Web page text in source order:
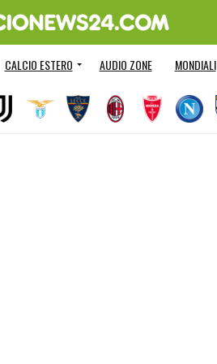
CALCIO ESTERO AUDIO ZONE MONDIALI